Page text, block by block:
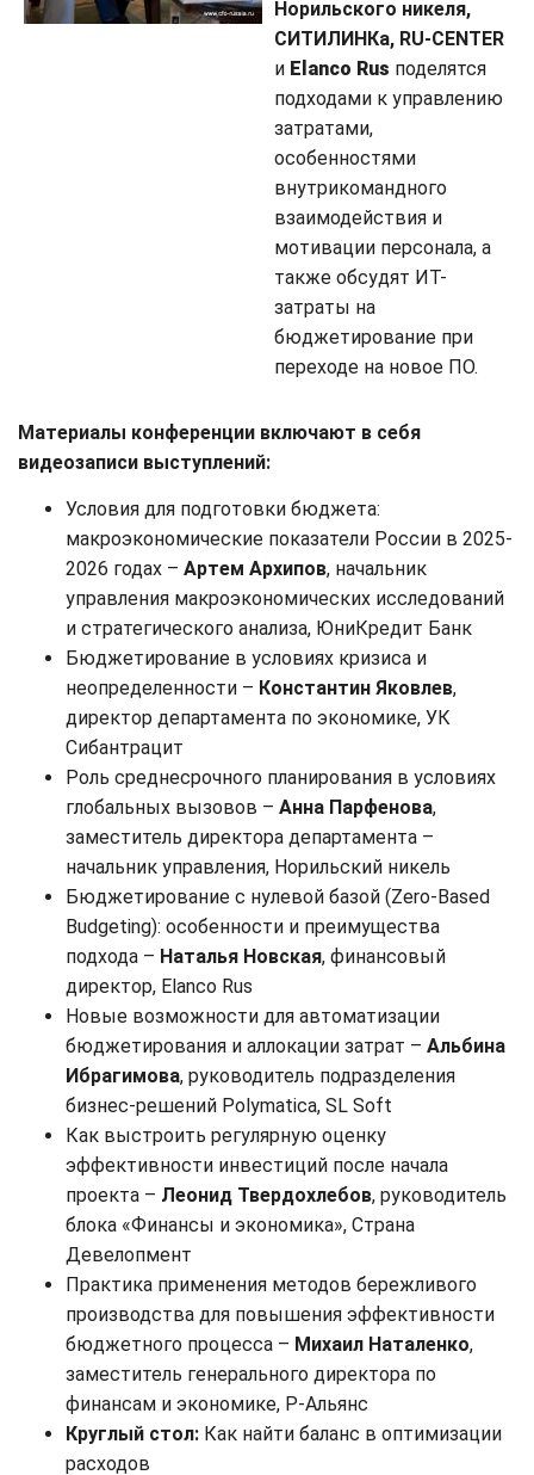
Норильского никеля,
СИТИЛИНКа, RU-CENTER
и Elanco Rus поделятся
подходами к управлению
затратами,
особенностями
внутрикомандного
взаимодействия и
мотивации персонала, а
также обсудят ИТ-
затраты на
бюджетирование при
переходе на новое ПО.
Материалы конференции включают в себя
видеозаписи выступлений:
Условия для подготовки бюджета:
макроэкономические показатели России в 2025-
2026 годах – Артем Архипов, начальник
управления макроэкономических исследований
и стратегического анализа, ЮниКредит Банк
Бюджетирование в условиях кризиса и
неопределенности – Константин Яковлев,
директор департамента по экономике, УК
Сибантрацит
Роль среднесрочного планирования в условиях
глобальных вызовов – Анна Парфенова,
заместитель директора департамента –
начальник управления, Норильский никель
Бюджетирование с нулевой базой (Zero-Based
Budgeting): особенности и преимущества
подхода – Наталья Новская, финансовый
директор, Elanco Rus
Новые возможности для автоматизации
бюджетирования и аллокации затрат – Альбина
Ибрагимова, руководитель подразделения
бизнес-решений Polymatica, SL Soft
Как выстроить регулярную оценку
эффективности инвестиций после начала
проекта – Леонид Твердохлебов, руководитель
блока «Финансы и экономика», Страна
Девелопмент
Практика применения методов бережливого
производства для повышения эффективности
бюджетного процесса – Михаил Наталенко,
заместитель генерального директора по
финансам и экономике, Р-Альянс
Круглый стол: Как найти баланс в оптимизации
расходов